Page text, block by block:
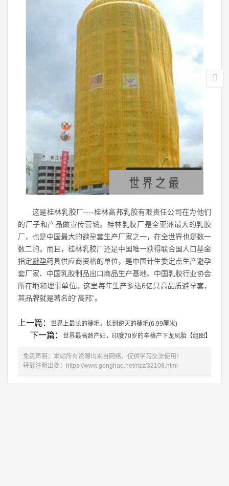
这是桂林乳胶厂----桂林高邦乳胶有限责任公司在为他们
的厂子和产品做宣传营销。桂林乳胶厂是全亚洲最大的乳胶
厂，也是中国最大的避孕套生产厂家之一，在全世界也是数一
数二的。而且，桂林乳胶厂还是中国唯一获得联合国人口基金
指定避孕药具供应商资格的单位，是中国计生委定点生产避孕
套厂家、中国乳胶制品出口商品生产基地、中国乳胶行业协会
所在地和理事单位。这里每年生产多达6亿只高品质避孕套，
其品牌就是著名的“高邦”。
上一篇： 世界上最长的睫毛，长到逆天的睫毛(6.99厘米)
下一篇： 世界最高龄产妇，印度70岁的辛格产下龙凤胎【组图】
免责声明：本站所有资源均来自网络，仅供学习交流使用！
转载注明出处：
https://www.genghao.net/rlzz/32108.html